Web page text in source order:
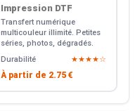
Impression DTF
Transfert numérique
multicouleur illimité. Petites
séries, photos, dégradés.
Durabilité
★★★★☆
À partir de 2.75 €